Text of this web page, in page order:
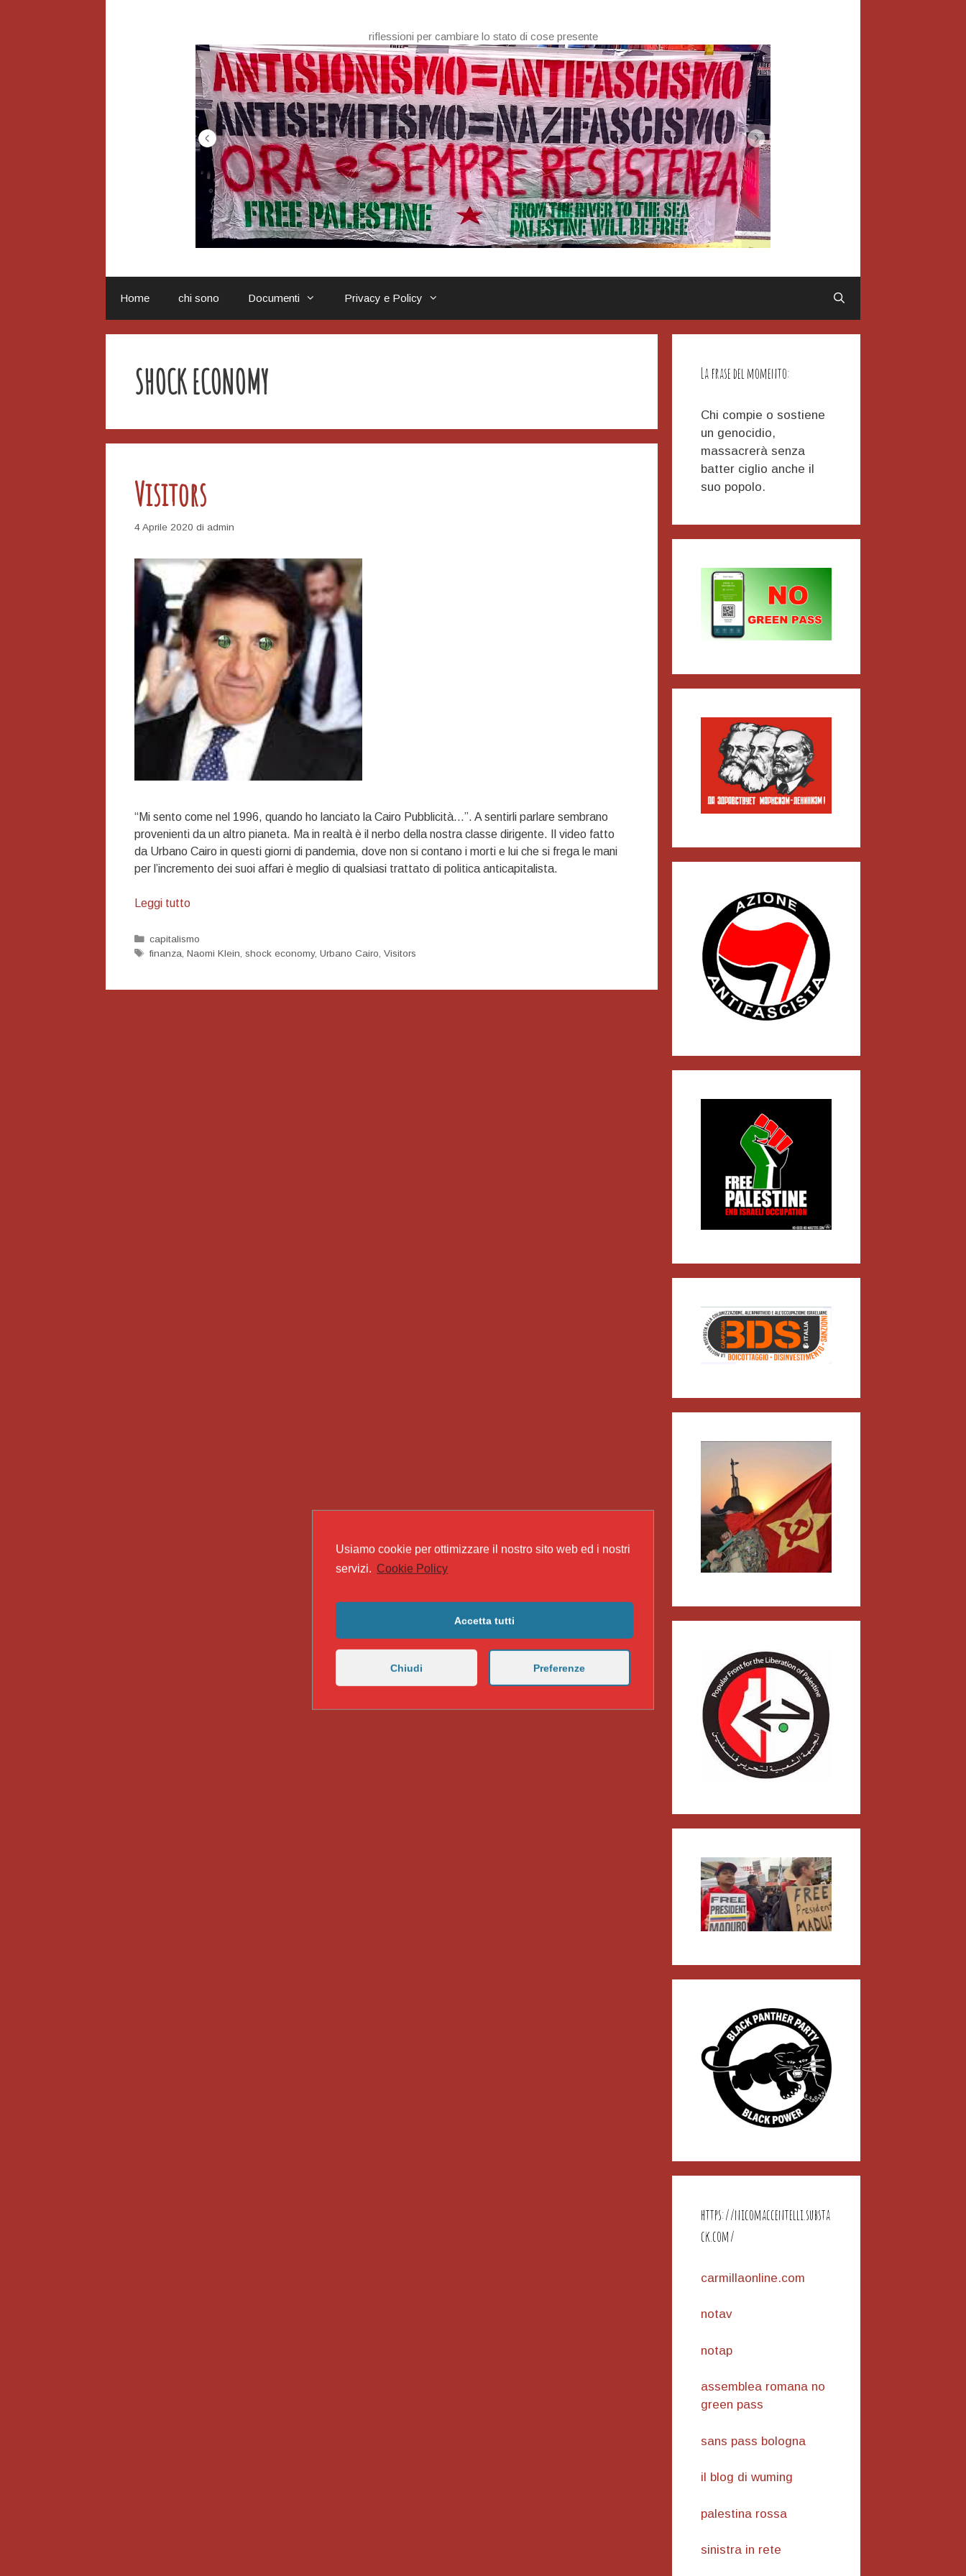
riflessioni per cambiare lo stato di cose presente
Home chi sono Documenti Privacy e Policy
SHOCK ECONOMY
Visitors
4 Aprile 2020 di admin
“Mi sento come nel 1996, quando ho lanciato la Cairo Pubblicità…”. A sentirli parlare sembrano
provenienti da un altro pianeta. Ma in realtà è il nerbo della nostra classe dirigente. Il video fatto
da Urbano Cairo in questi giorni di pandemia, dove non si contano i morti e lui che si frega le mani
per l’incremento dei suoi affari è meglio di qualsiasi trattato di politica anticapitalista.
Leggi tuttoVisitors
Categorie
capitalismo
Tag
finanza ,Naomi Klein ,shock economy,Urbano Cairo ,Visitors
La frase del momento:
Chi compie o sostiene
un genocidio,
massacrerà senza
batter ciglio anche il
suo popolo.
https://nicomaccentelli.substa
ck.com/
carmillaonline.com
notav
notap
assemblea romana no
green pass
sans pass bologna
il blog di wuming
palestina rossa
sinistra in rete
Usiamo cookie per ottimizzare il nostro sito web ed i nostri
servizi. Cookie Policy
Accetta tutti
Chiudi Preferenze